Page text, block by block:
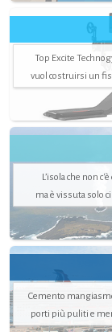
Top Excite
vuol costruirsi un
L’isola che non
ma è vissuta solo
Cemento
porti più puliti e